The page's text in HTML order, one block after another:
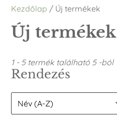
Kezdőlap / Új termékek
Új termékek
1 - 5 termék található 5 -ból
Rendezés
Rendezés
Rendezés